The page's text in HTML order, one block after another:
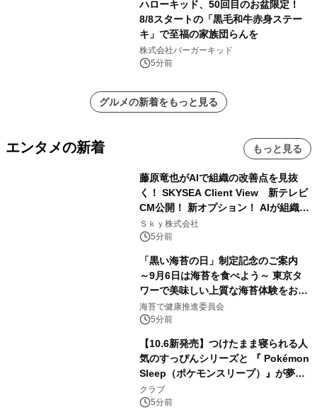
ハローキッド、50回目のお盆限定！
8/8スタートの「黒毛和牛赤身ステー
キ」で至福の家族団らんを
株式会社バーガーキッド
5分前
グルメの新着をもっと見る
エンタメの新着 もっと見る
藤原竜也がAIで組織の改善点を見抜
く！ SKYSEA Client View 新テレビ
CM公開！ 新オプション！ AIが組織の
業務実態を分析し労務改善を支援。 藤
原竜也メイキング動画公開 「もしAIが
る自信がある」「昨年の夏はカブトム
シを捕まえたり、虫と戦ったり…」
Ｓｋｙ株式会社
5分前
「黒い海苔の日」制定記念のご案内
～9月6日は海苔を食べよう～ 東京タ
ワーで美味しい上質な海苔体験をお届
けします！
海苔で健康推進委員会
5分前
【10.6新発売】つけたまま寝られる人
気のすっぴんシリーズと 『 Pokémon
Sleep（ポケモンスリープ）』が夢の
コラボレーション！
クラブ
5分前